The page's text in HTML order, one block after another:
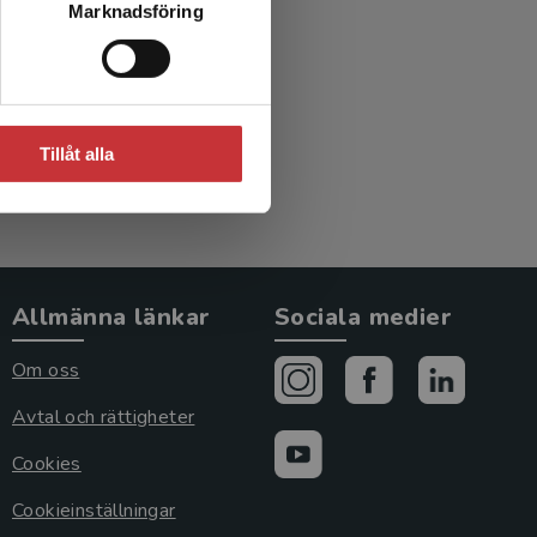
Marknadsföring
Tillåt alla
Allmänna länkar
Om oss
Avtal och rättigheter
Cookies
Cookieinställningar
Sociala medier